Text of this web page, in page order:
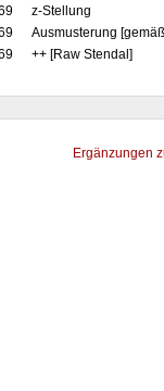
z-Stellung
Ausmusterung
++ [Raw Stendal]
Ergänzungen